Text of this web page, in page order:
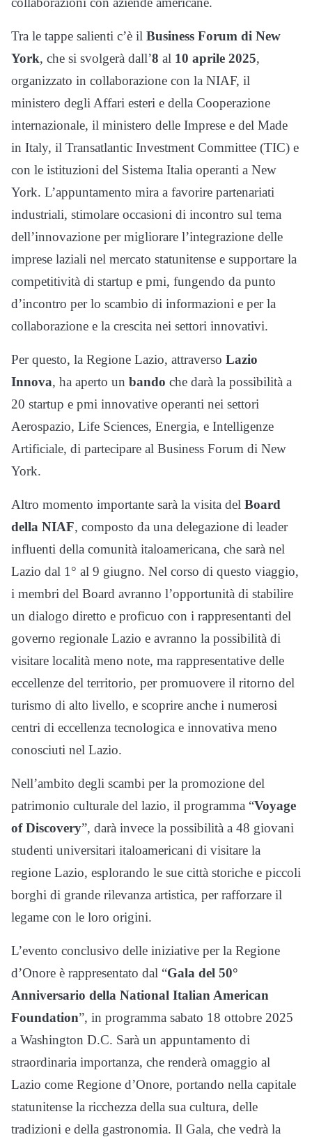
Tra le tappe salienti c’è il Business Forum di New
York, che si svolgerà dall’8 al 10 aprile 2025,
organizzato in collaborazione con la NIAF, il
ministero degli Affari esteri e della Cooperazione
internazionale, il ministero delle Imprese e del Made
in Italy, il Transatlantic Investment Committee (TIC) e
con le istituzioni del Sistema Italia operanti a New
York. L’appuntamento mira a favorire partenariati
industriali, stimolare occasioni di incontro sul tema
dell’innovazione per migliorare l’integrazione delle
imprese laziali nel mercato statunitense e supportare la
competitività di startup e pmi, fungendo da punto
d’incontro per lo scambio di informazioni e per la
collaborazione e la crescita nei settori innovativi.
Per questo, la Regione Lazio, attraverso Lazio
Innova, ha aperto un bando che darà la possibilità a
20 startup e pmi innovative operanti nei settori
Aerospazio, Life Sciences, Energia, e Intelligenze
Artificiale, di partecipare al Business Forum di New
York.
Altro momento importante sarà la visita del Board
della NIAF, composto da una delegazione di leader
influenti della comunità italoamericana, che sarà nel
Lazio dal 1° al 9 giugno. Nel corso di questo viaggio,
i membri del Board avranno l’opportunità di stabilire
un dialogo diretto e proficuo con i rappresentanti del
governo regionale Lazio e avranno la possibilità di
visitare località meno note, ma rappresentative delle
eccellenze del territorio, per promuovere il ritorno del
turismo di alto livello, e scoprire anche i numerosi
centri di eccellenza tecnologica e innovativa meno
conosciuti nel Lazio.
Nell’ambito degli scambi per la promozione del
patrimonio culturale del lazio, il programma “Voyage
of Discovery”, darà invece la possibilità a 48 giovani
studenti universitari italoamericani di visitare la
regione Lazio, esplorando le sue città storiche e piccoli
borghi di grande rilevanza artistica, per rafforzare il
legame con le loro origini.
L’evento conclusivo delle iniziative per la Regione
d’Onore è rappresentato dal “Gala del 50°
Anniversario della National Italian American
Foundation”, in programma sabato 18 ottobre 2025
a Washington D.C. Sarà un appuntamento di
straordinaria importanza, che renderà omaggio al
Lazio come Regione d’Onore, portando nella capitale
statunitense la ricchezza della sua cultura, delle
tradizioni e della gastronomia. Il Gala, che vedrà la